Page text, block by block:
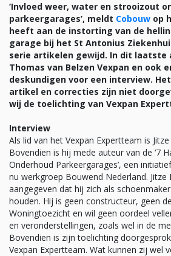
‘Invloed weer, water en strooizout
parkeergarages’, meldt Cobouw op
heeft aan de instorting van de
garage bij het St Antonius
serie artikelen gewijd. In dit laatste
Thomas van Belzen Vexpan en ook
deskundigen voor een interview.
artikel en correcties zijn niet
wij de toelichting van Vexpan
Interview
Als lid van het Vexpan Expertteam is
Bovendien is hij mede auteur van de ‘7
Onderhoud Parkeergarages’, een
nu werkgroep Bouwend Nederland.
aangegeven dat hij zich als
houden. Hij is geen constructeur, geen
Woningtoezicht en wil geen oordeel
en veronderstellingen, zoals wel in de
Bovendien is zijn toelichting
Vexpan Expertteam. Wat kunnen zij wel